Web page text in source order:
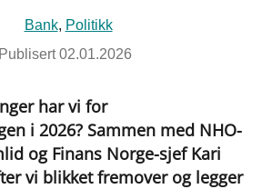
Bank, Politikk
Publisert02.01.2026
har vi for
i 2026? Sammen med NHO-
og Finans Norge-sjef Kari
vi blikket fremover og legger